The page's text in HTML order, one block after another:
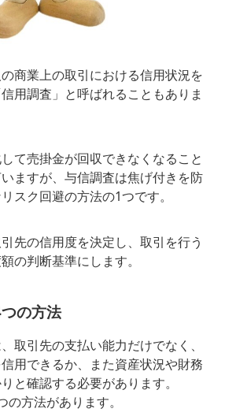
商業上の取引における信用状況を
用調査」と呼ばれることもありま
て売掛金が回収できなくなること
ますが、与信調査は焦げ付きを防
スク回避の方法の1つです。
先の信用度を決定し、取引を行う
の判断基準にします。
の方法
取引先の支払い能力だけでなく、
用できるか、また資産状況や財務
と確認する必要があります。
方法があります。